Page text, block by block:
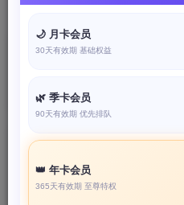
文章 用户
排序 最新
🌙 月卡会员
30天有效期 基础权益
🌿 季卡会员
90天有效期 优先排队
👑 年卡会员
365天有效期 至尊特权